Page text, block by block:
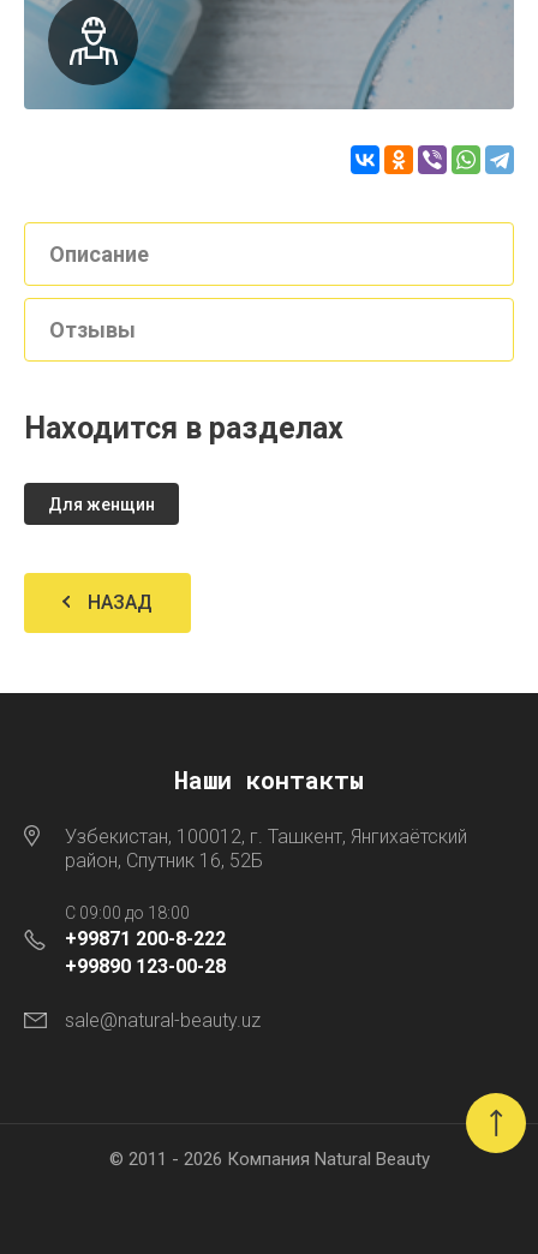
Описание
Отзывы
Находится в разделах
Для женщин
НАЗАД
Наши контакты
Узбекистан, 100012, г. Ташкент, Янгихаётский
район, Спутник 16, 52Б
C 09:00 до 18:00
+99871 200-8-222
+99890 123-00-28
sale@natural-beauty.uz
© 2011 - 2026 Компания Natural Beauty